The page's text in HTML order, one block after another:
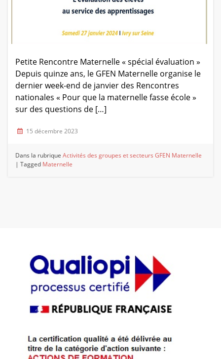
Petite Rencontre Maternelle « spécial évaluation »
Depuis quinze ans, le GFEN Maternelle organise le
dernier week-end de janvier des Rencontres
nationales « Pour que la maternelle fasse école »
sur des questions de […]
15 décembre 2023
Dans la rubriqueActivités des groupes et secteurs GFEN Maternelle
|Tagged Maternelle